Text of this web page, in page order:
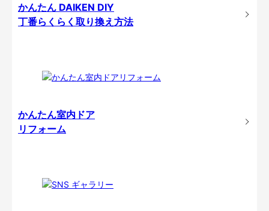
かんたん DAIKEN DIY
丁番らくらく取り換え方法
かんたん室内ドア
リフォーム